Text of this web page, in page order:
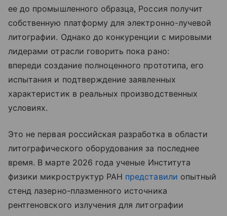
ее до промышленного образца, Россия получит
собственную платформу для электронно-лучевой
литографии. Однако до конкуренции с мировыми
лидерами отрасли говорить пока рано:
впереди создание полноценного прототипа, его
испытания и подтверждение заявленных
характеристик в реальных производственных
условиях.
Это не первая российская разработка в области
литографического оборудования за последнее
время. В марте 2026 года ученые Института
физики микроструктур РАН представили опытный
стенд лазерно-плазменного источника
рентгеновского излучения для литографии